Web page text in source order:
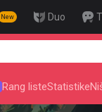
New Duo
Rang listeStatistike